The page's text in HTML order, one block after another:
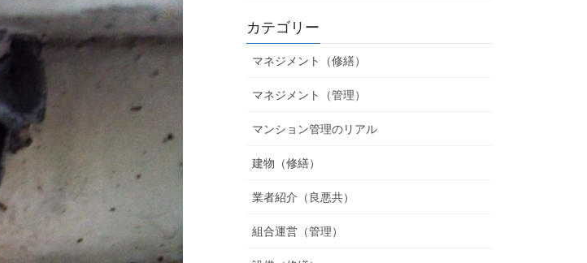
カテゴリー
マネジメント（修繕）
マネジメント（管理）
マンション管理のリアル
建物（修繕）
業者紹介（良悪共）
組合運営（管理）